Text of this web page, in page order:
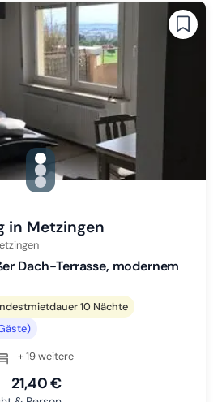
gallery.slide_selector
Zu Slide 1 wechseln
Zu Slide 2 wechseln
Zu Slide 3 wechseln
in Metzingen
Dach-Terrasse, modernem
10 Nächte
+ 19 weitere
21,40 €